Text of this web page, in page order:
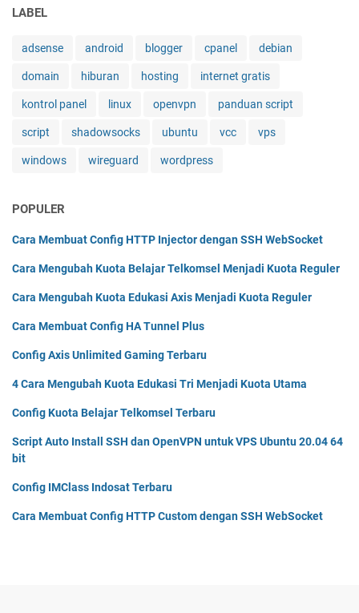
LABEL
adsense android blogger cpanel debian
domain hiburan hosting internet gratis
kontrol panel linux openvpn panduan script
script shadowsocks ubuntu vcc vps
windows wireguard wordpress
POPULER
Cara Membuat Config HTTP Injector dengan SSH WebSocket
Cara Mengubah Kuota Belajar Telkomsel Menjadi Kuota Reguler
Cara Mengubah Kuota Edukasi Axis Menjadi Kuota Reguler
Cara Membuat Config HA Tunnel Plus
Config Axis Unlimited Gaming Terbaru
4 Cara Mengubah Kuota Edukasi Tri Menjadi Kuota Utama
Config Kuota Belajar Telkomsel Terbaru
Script Auto Install SSH dan OpenVPN untuk VPS Ubuntu 20.04 64
bit
Config IMClass Indosat Terbaru
Cara Membuat Config HTTP Custom dengan SSH WebSocket